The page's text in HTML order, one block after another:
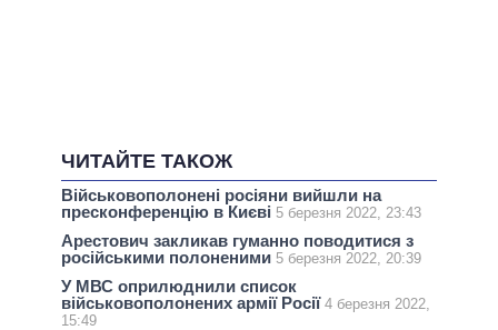
ЧИТАЙТЕ ТАКОЖ
Військовополонені росіяни вийшли на
пресконференцію в Києві 5 березня 2022, 23:43
Арестович закликав гуманно поводитися з
російськими полоненими 5 березня 2022, 20:39
У МВС оприлюднили список
військовополонених армії Росії 4 березня 2022,
15:49